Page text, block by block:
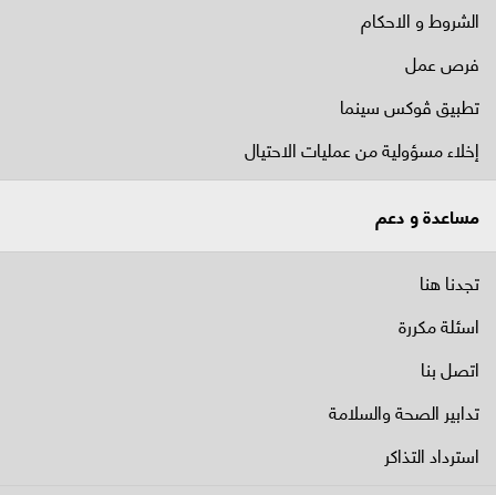
الشروط و الاحكام
فرص عمل
تطبيق ڤوكس سينما
إخلاء مسؤولية من عمليات الاحتيال
مساعدة و دعم
تجدنا هنا
اسئلة مكررة
اتصل بنا
تدابير الصحة والسلامة
استرداد التذاكر